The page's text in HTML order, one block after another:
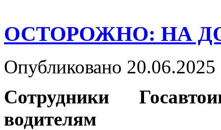
ОСТОРОЖНО: НА
Опубликовано
Сотрудники
водителям